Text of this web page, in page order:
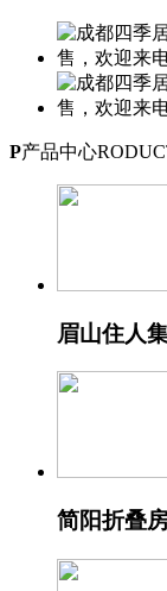
P产品中心
眉山住人
简阳折叠